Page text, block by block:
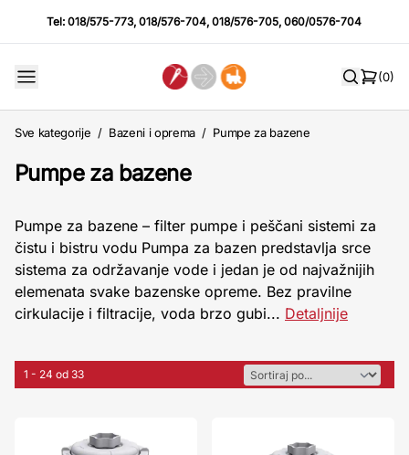
Tel:018/575-773,018/576-704,018/576-705,060/0576-704
(0)
Sve kategorije / Bazeni i oprema / Pumpe za bazene
Pumpe za bazene
Pumpe za bazene – filter pumpe i peščani sistemi za
čistu i bistru vodu Pumpa za bazen predstavlja srce
sistema za održavanje vode i jedan je od najvažnijih
elemenata svake bazenske opreme. Bez pravilne
cirkulacije i filtracije, voda brzo gubi... Detaljnije
1 - 24 od 33